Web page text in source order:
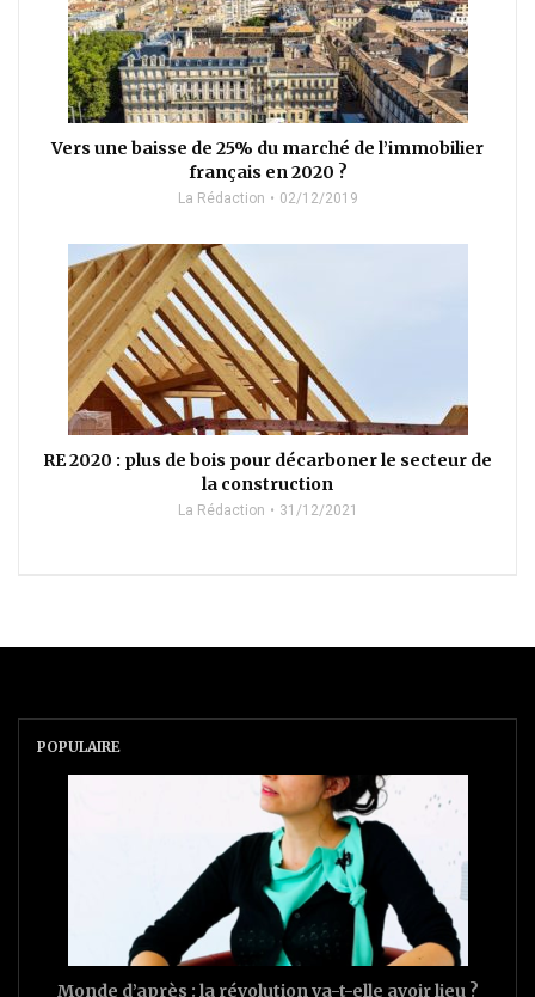
Vers une baisse de 25% du marché de l’immobilier
français en 2020 ?
La Rédaction 02/12/2019
RE 2020 : plus de bois pour décarboner le secteur de
la construction
La Rédaction 31/12/2021
POPULAIRE
Monde d’après : la révolution va-t-elle avoir lieu ?